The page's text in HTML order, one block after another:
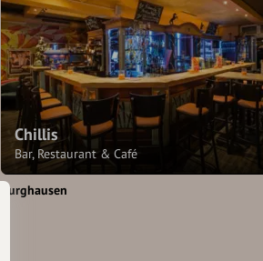
Chillis
Bar, Restaurant & Café
Burghausen